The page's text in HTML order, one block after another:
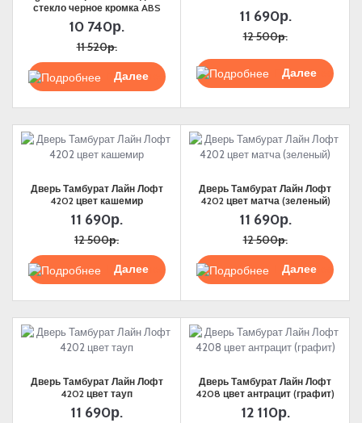
стекло черное кромка ABS
10 740р.
11 520р.
Подробнее
11 690р.
12 500р.
Подробнее
Дверь Тамбурат Лайн Лофт
4202 цвет кашемир
11 690р.
12 500р.
Подробнее
Дверь Тамбурат Лайн Лофт
4202 цвет матча (зеленый)
11 690р.
12 500р.
Подробнее
Дверь Тамбурат Лайн Лофт
4202 цвет тауп
11 690р.
Дверь Тамбурат Лайн Лофт
4208 цвет антрацит (графит)
12 110р.
Max
WhatsApp
Telegram
+7 (901) 388-51-01 Заказать звонок